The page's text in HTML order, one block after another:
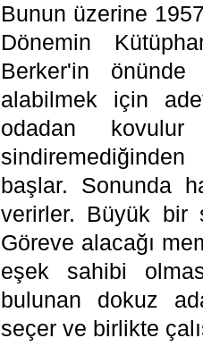
Bunun üzerine
Dönemin
Berker'in
alabilmek için
odadan
başlar. Sonunda
verirler. Büyük bir
Göreve alacağı
eşek sahibi
bulunan dokuz
seçer ve birlikte